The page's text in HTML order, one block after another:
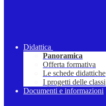
Didattica
Panoramica
Offerta formativa
Le schede didattiche
I progetti delle classi
Documenti e informazioni